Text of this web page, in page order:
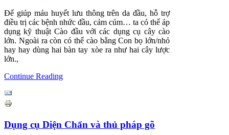
Để giúp máu huyết lưu thông trên da đầu, hỗ trợ
điều trị các bệnh nhức đầu, cảm cúm… ta có thể áp
dụng kỹ thuật Cào đầu với các dụng cụ cây cào
lớn. Ngoài ra còn có thể cào bằng Con bọ lớn/nhỏ
hay hay dùng hai bàn tay xòe ra như hai cây lược
lớn.,
Continue Reading
Dụng cụ Diện Chẩn và thủ pháp gõ